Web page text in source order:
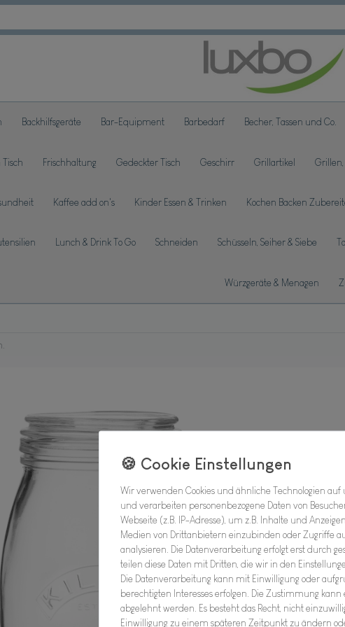
Backhilfsgeräte Bar-Equipment Barbedarf Becher, Tassen und Co.
Frischhaltung Gedeckter Tisch Geschirr Grillartikel Grillen,
Kaffee add on's Kinder Essen & Trinken Kochen Backen
Lunch & Drink To Go Schneiden Schüsseln, Seiher & Siebe
Würzgeräte & Menagen
Wir verwenden Cookies und ähnliche Technologien auf
und verarbeiten personenbezogene Daten von
Webseite (z.B. IP-Adresse), um z.B. Inhalte und
Medien von Drittanbietern einzubinden oder Zugriffe
analysieren. Die Datenverarbeitung erfolgt erst durch
teilen diese Daten mit Dritten, die wir in den
Die Datenverarbeitung kann mit Einwilligung oder
berechtigten Interesses erfolgen. Die Zustimmung kann
abgelehnt werden. Es besteht das Recht, nicht
Einwilligung zu einem späteren Zeitpunkt zu ändern